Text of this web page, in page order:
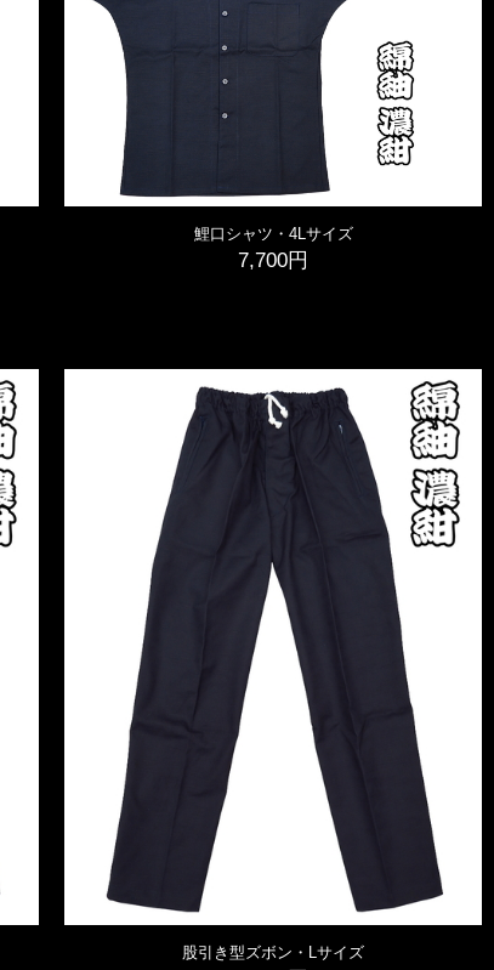
鯉口シャツ・4Lサイズ
7,700円
股引き型ズボン・Lサイズ